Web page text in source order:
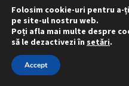
Politica folosirii cookie-urilor
© 2015 -
Folosim cookie-uri pentru a-
pe site-ul nostru web.
Poți afla mai multe despre
să le dezactivezi în setări.
Accept